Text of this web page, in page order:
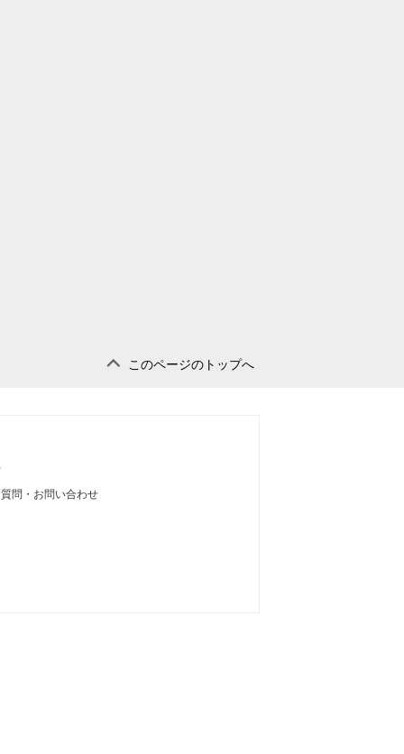
このページのトップへ
問・お問い合わせ